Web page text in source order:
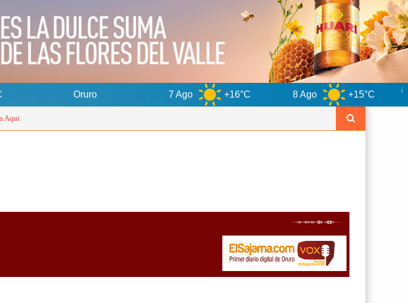
+16°C 8 Ago +15°C 9 Ago
Aqui